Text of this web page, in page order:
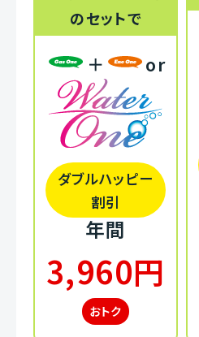
のセットで
＋ or
ダブルハッピー
割引
年間
3,960円
おトク